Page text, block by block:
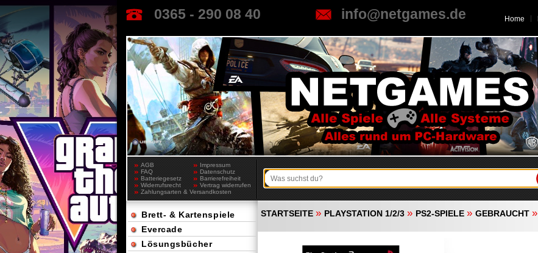
0365 - 290 08 40 info@netgames.de Home
AGB
Impressum
FAQ
Datenschutz
Batteriegesetz
Barrierefreiheit
Widerrufsrecht
Vertrag widerrufen
Zahlungsarten & Versandkosten
STARTSEITE » PLAYSTATION 1/2/3 » PS2-SPIELE » GEBRAUCHT »
Brett- & Kartenspiele
Evercade
Lösungsbücher